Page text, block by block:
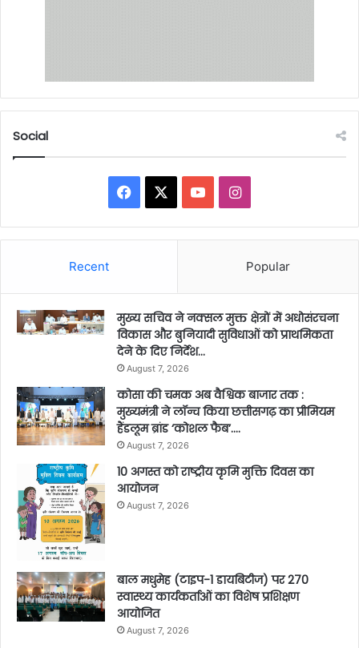
Social
Facebook YouTubeInstagram
Recent Popular
मुख्य सचिव ने नक्सल मुक्त क्षेत्रों में अधोसंरचना
विकास और बुनियादी सुविधाओं को प्राथमिकता
देने के दिए निर्देश…
August 7, 2026
कोसा की चमक अब वैश्विक बाजार तक :
मुख्यमंत्री ने लॉन्च किया छत्तीसगढ़ का प्रीमियम
हैंडलूम ब्रांड ‘कोशल फैब’….
August 7, 2026
10 अगस्त को राष्ट्रीय कृमि मुक्ति दिवस का
आयोजन
August 7, 2026
बाल मधुमेह (टाइप-1 डायबिटीज) पर 270
स्वास्थ्य कार्यकर्ताओं का विशेष प्रशिक्षण
आयोजित
August 7, 2026